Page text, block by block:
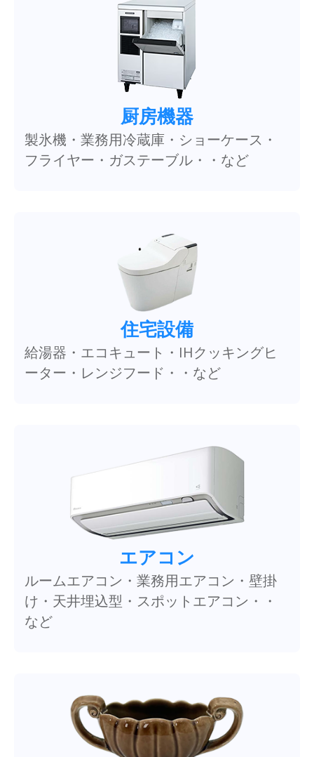
厨房機器
製氷機・業務用冷蔵庫・ショーケース・
フライヤー・ガステーブル・・など
住宅設備
給湯器・エコキュート・IHクッキングヒ
ーター・レンジフード・・など
エアコン
ルームエアコン・業務用エアコン・壁掛
け・天井埋込型・スポットエアコン・・
など